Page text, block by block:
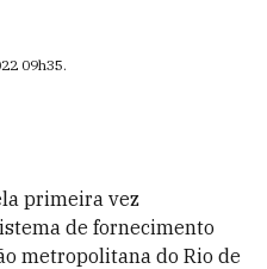
09h35.
primeira vez
de fornecimento
metropolitana do Rio de